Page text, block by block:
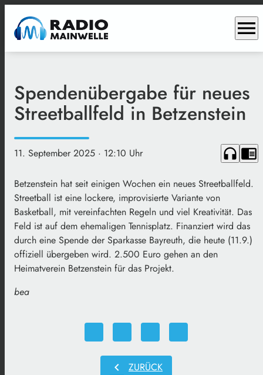
menu
Spendenübergabe für neues
Streetballfeld in Betzenstein
11. September 2025 · 12:10 Uhr headphones chrome_reader_mode
Betzenstein hat seit einigen Wochen ein neues Streetballfeld.
Streetball ist eine lockere, improvisierte Variante von
Basketball, mit vereinfachten Regeln und viel Kreativität. Das
Feld ist auf dem ehemaligen Tennisplatz. Finanziert wird das
durch eine Spende der Sparkasse Bayreuth, die heute (11.9.)
offiziell übergeben wird. 2.500 Euro gehen an den
Heimatverein Betzenstein für das Projekt.
bea
chevron_left ZURÜCK